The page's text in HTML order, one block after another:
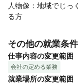
人物像：地域でじっ
る方
その他の就業条件
仕事内容の変更範囲
会社の定める業務
就業場所の変更範囲